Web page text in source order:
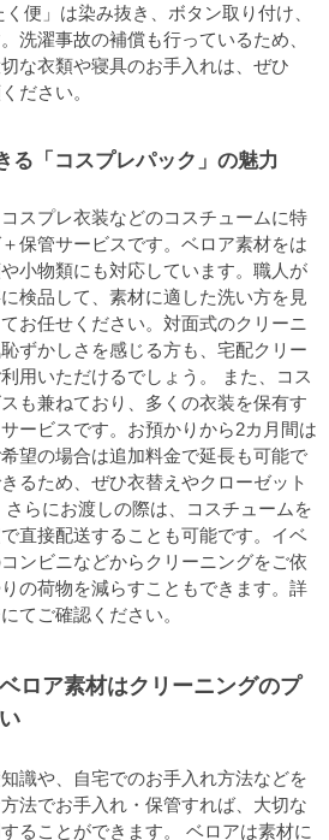
便」は染み抜き、ボタン取り付け、
洗濯事故の補償も行っているため、
な衣類や寝具のお手入れは、ぜひ
ださい。
る「コスプレパック」の魅力
スプレ衣装などのコスチュームに特
保管サービスです。ベロア素材をは
小物類にも対応しています。職人が
検品して、素材に適した洗い方を見
お任せください。対面式のクリーニ
ずかしさを感じる方も、宅配クリー
用いただけるでしょう。 また、コス
も兼ねており、多くの衣装を保有す
ービスです。お預かりから2カ月間は
望の場合は追加料金で延長も可能で
るため、ぜひ衣替えやクローゼット
らにお渡しの際は、コスチュームを
直接配送することも可能です。イベ
ンビニなどからクリーニングをご依
の荷物を減らすこともできます。詳
てご確認ください。
ロア素材はクリーニングのプ
識や、自宅でのお手入れ方法などを
法でお手入れ・保管すれば、大切な
ることができます。 ベロアは素材に